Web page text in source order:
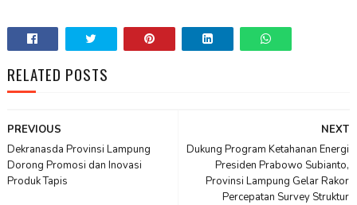
RELATED POSTS
NEXT
Dukung Program Ketahanan Energi
Presiden Prabowo Subianto,
Provinsi Lampung Gelar Rakor
Percepatan Survey Struktur
PREVIOUS
Dekranasda Provinsi Lampung
Dorong Promosi dan Inovasi
Produk Tapis